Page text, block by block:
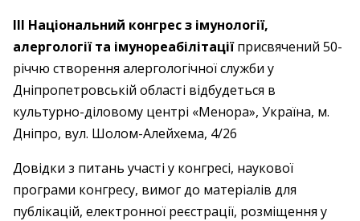
ІІІ Національний конгрес з імунології,
алергології та імунореабілітаціїприсвячений 50-
річчю створення алергологічної служби у
Дніпропетровській області відбудеться в
культурно-діловому центрі «Менора», Україна, м.
Дніпро, вул. Шолом-Алейхема, 4/26
Довідки з питань участі у конгресі, наукової
програми конгресу, вимог до матеріалів для
публікацій, електронної реєстрації, розміщення у